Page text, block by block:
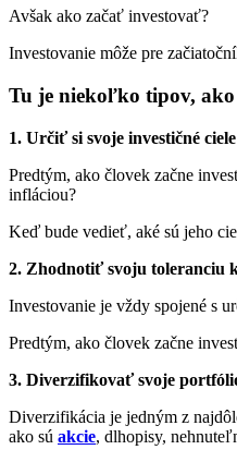
Avšak ako začať investovať?
Investovanie môže pre
Tu je niekoľko tipov,
1. Určiť si svoje investičné ciele
Predtým, ako človek začne
infláciou?
Keď bude vedieť, aké sú jeho
2. Zhodnotiť svoju toleranciu
Investovanie je vždy spojené s
Predtým, ako človek začne
3. Diverzifikovať svoje
Diverzifikácia je jedným z
ako sú akcie, dlhopisy,